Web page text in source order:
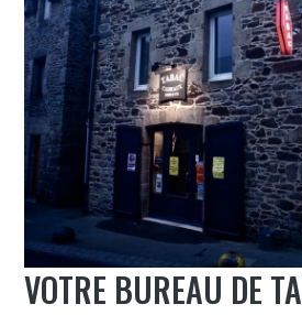
VOTRE BUREAU DE